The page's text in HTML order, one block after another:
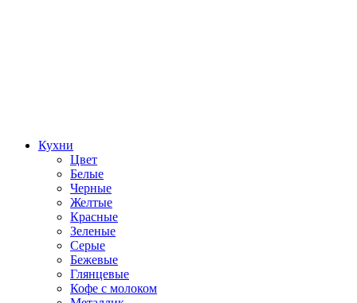
Кухни
Цвет
Белые
Черные
Желтые
Красные
Зеленые
Серые
Бежевые
Глянцевые
Кофе с молоком